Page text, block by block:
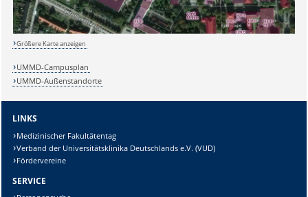
Sicherheitsabfrage:
Lösung:
Größere Karte anzeigen
UMMD-Campusplan
UMMD-Außenstandorte
LINKS
Medizinischer Fakultätentag
Verband der Universitätsklinika Deutschlands e.V. (VUD)
Fördervereine
SERVICE